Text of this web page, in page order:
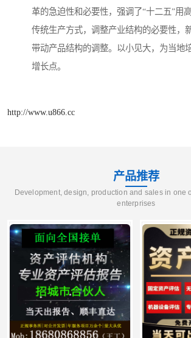
革的急迫性和必要性，强调了“十二五”用
传统生产方式，调整产业结构的必要性，
带动产品结构的调整。以小见大，为当地
增长点。
http://www.u866.cc
产品推荐
Development, design, production and sales in one
enterprises